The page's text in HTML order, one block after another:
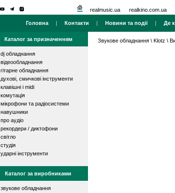
realmusic.ua realkino.com.ua
Головна | Контакти | Новини та події| Де
Каталог за призначенням
dj обладнання
відеообладнання
гітарне обладнання
духові, смичкові інструменти
клавішні і midi
комутація
мікрофони та радіосистеми
навушники
про аудіо
рекордери / диктофони
світло
студія
ударні інструменти
Каталог за виробниками
звукове обладнання
Звукове обладнання \ Klotz \